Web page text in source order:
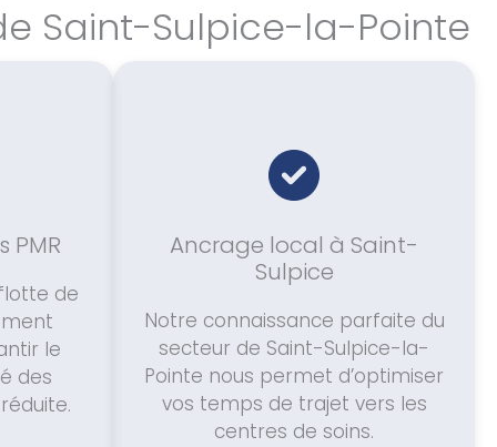
Saint-Sulpice-la-Pointe
PMR
de
le
des
Ancrage local à Saint-
Sulpice
Notre connaissance parfaite du
secteur de Saint-Sulpice-la-
Pointe nous permet d’optimiser
vos temps de trajet vers les
centres de soins.